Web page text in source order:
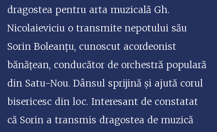
dragostea pentru arta muzicală Gh.
Nicolaieviciu o transmite nepotului său
Sorin Boleanțu, cunoscut acordeonist
bănățean, conducător de orchestră populară
din Satu-Nou. Dânsul sprijină și ajută corul
bisericesc din loc. Interesant de constatat
că Sorin a transmis dragostea de muzică